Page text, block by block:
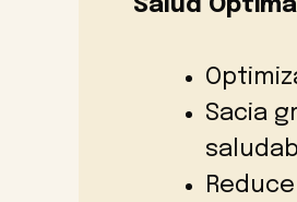
Salud
Sacia